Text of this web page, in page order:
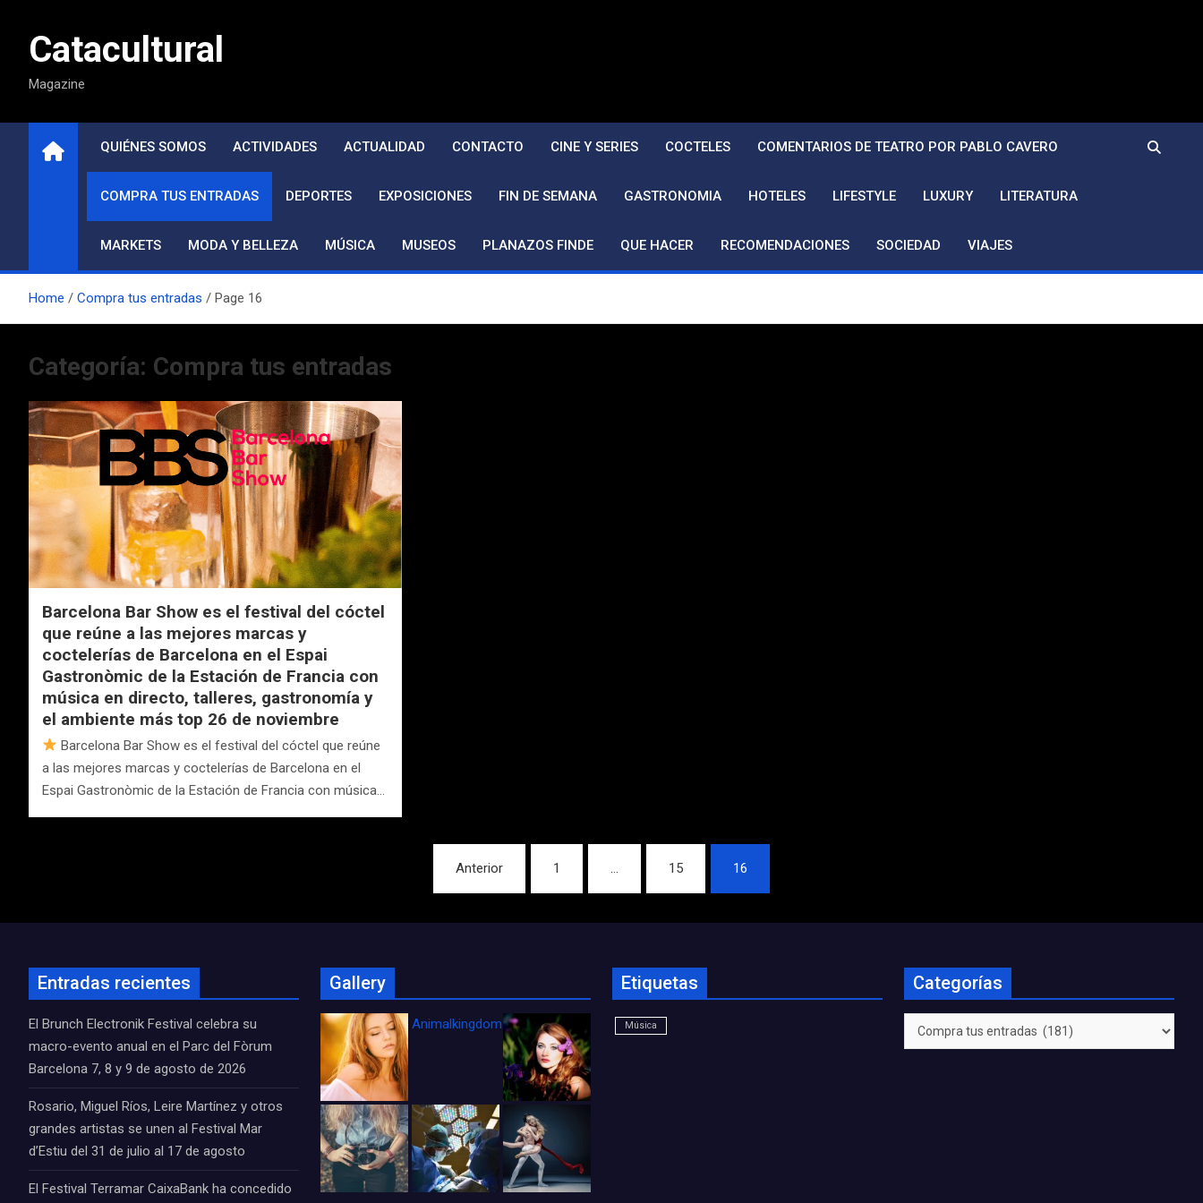
contenidoCatacultural
Magazine
QUIÉNES SOMOS ACTIVIDADES ACTUALIDAD CONTACTO CINE Y SERIES COCTELES COMENTARIOS DE TEATRO POR PABLO CAVERO
COMPRA TUS ENTRADAS DEPORTES EXPOSICIONES FIN DE SEMANA GASTRONOMIA HOTELES LIFESTYLE LUXURY LITERATURA
MARKETS MODA Y BELLEZA MÚSICA MUSEOS PLANAZOS FINDE QUE HACER RECOMENDACIONES SOCIEDAD VIAJES
Home Compra tus entradas Page 16
Categoría: Compra tus entradas
Barcelona Bar Show es el festival del cóctel
que reúne a las mejores marcas y
coctelerías de Barcelona en el Espai
Gastronòmic de la Estación de Francia con
música en directo, talleres, gastronomía y
el ambiente más top 26 de noviembre
Barcelona Bar Show es el festival del cóctel que reúne
a las mejores marcas y coctelerías de Barcelona en el
Espai Gastronòmic de la Estación de Francia con música…
entradas
Anterior 1 … 15 16
Entradas recientes
El Brunch Electronik Festival celebra su
macro-evento anual en el Parc del Fòrum
Barcelona 7, 8 y 9 de agosto de 2026
Rosario, Miguel Ríos, Leire Martínez y otros
grandes artistas se unen al Festival Mar
d’Estiu del 31 de julio al 17 de agosto
El Festival Terramar CaixaBank ha concedido
Gallery
Animalkingdom_FichaCine
Etiquetas
Música
Categorías
Categorías